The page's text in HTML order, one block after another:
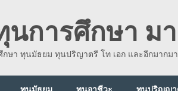
นการศึกษา ม
กษา ทุนมัธยม ทุนปริญาตรี โท เอก และอีกมากม